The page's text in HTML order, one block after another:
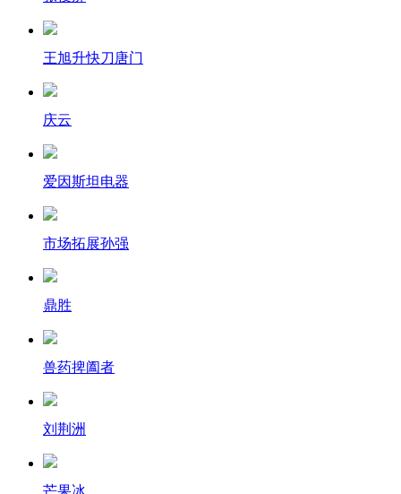
王旭升快刀唐门
庆云
爱因斯坦电器
市场拓展孙强
鼎胜
兽药捭阖者
刘荆洲
芒果冰